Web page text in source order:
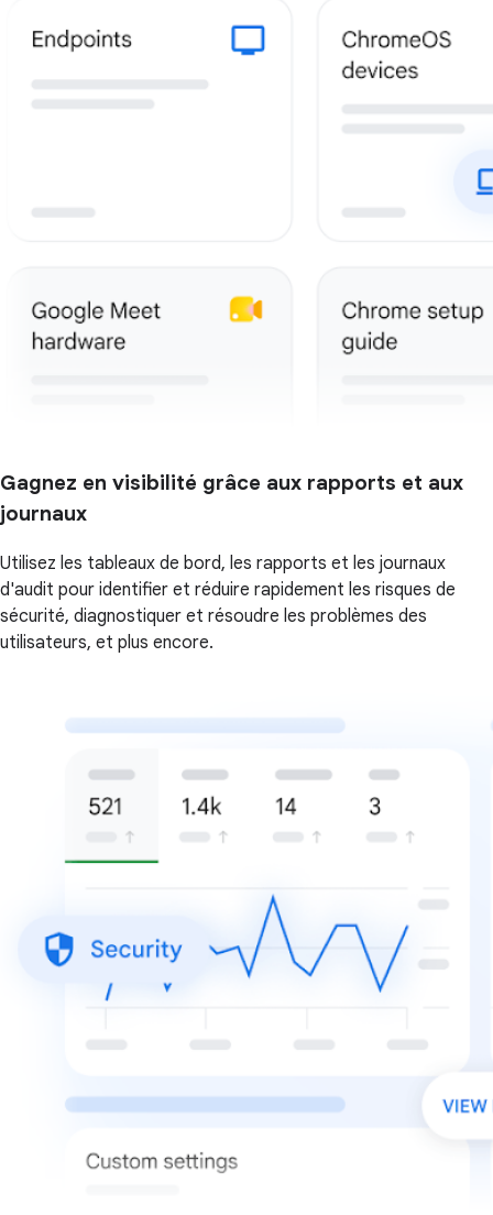
Gagnez en visibilité grâce aux rapports et aux
journaux
Utilisez les tableaux de bord, les rapports et les journaux
d'audit pour identifier et réduire rapidement les risques de
sécurité, diagnostiquer et résoudre les problèmes des
utilisateurs, et plus encore.